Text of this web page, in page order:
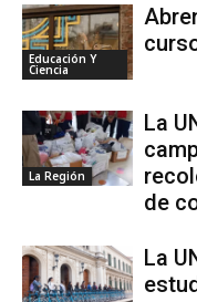
Educación Y
Ciencia
La Región
La
de
La